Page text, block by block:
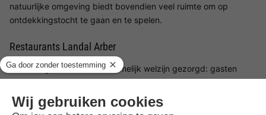
natuurlijke omgeving biedt bovendien veel ruimte om op
ontdekkingstocht te gaan en te spelen.
Restaurants Landal Arber
Er wordt goed voor het lichamelijk welzijn gezorgd: gasten
kunnen gebruikmaken van de handige broodjesservice en elke
ochtend vers gebak laten bezorgen voor een gezellig ontbijt in
hun accommodatie. Daarnaast nodigen talrijke restaurants in